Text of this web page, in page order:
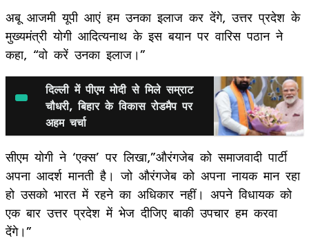
अबू आजमी यूपी आएं हम उनका इलाज कर देंगे, उत्तर प्रदेश के
मुख्यमंत्री योगी आदित्यनाथ के इस बयान पर वारिस पठान ने
कहा, “वो करें उनका इलाज।”
दिल्ली में पीएम मोदी से मिले सम्राट
चौधरी, बिहार के विकास रोडमैप पर
अहम चर्चा
सीएम योगी ने ‘एक्स’ पर लिखा,”औरंगजेब को समाजवादी पार्टी
अपना आदर्श मानती है। जो औरंगजेब को अपना नायक मान रहा
हो उसको भारत में रहने का अधिकार नहीं। अपने विधायक को
एक बार उत्तर प्रदेश में भेज दीजिए बाकी उपचार हम करवा
देंगे।”